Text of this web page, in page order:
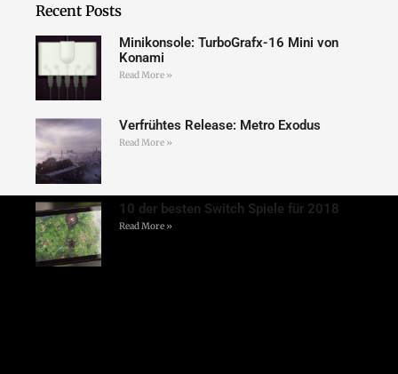
Recent Posts
Minikonsole: TurboGrafx-16 Mini von
Konami
Read More »
Verfrühtes Release: Metro Exodus
Read More »
10 der besten Switch Spiele für 2018
Read More »